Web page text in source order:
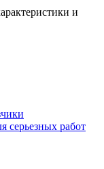
и
серьезных работ